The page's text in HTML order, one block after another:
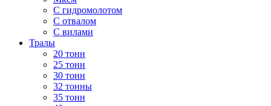
С гидромолотом
С отвалом
С вилами
Тралы
20 тонн
25 тонн
30 тонн
32 тонны
35 тонн